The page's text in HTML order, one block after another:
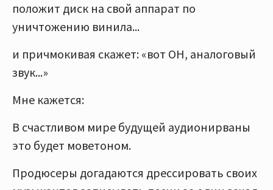
положит диск на свой аппарат по
уничтожению винила...
и причмокивая скажет: «вот ОН, аналоговый
звук...»
Мне кажется:
В счастливом мире будущей аудионирваны
это будет моветоном.
Продюсеры догадаются дрессировать своих